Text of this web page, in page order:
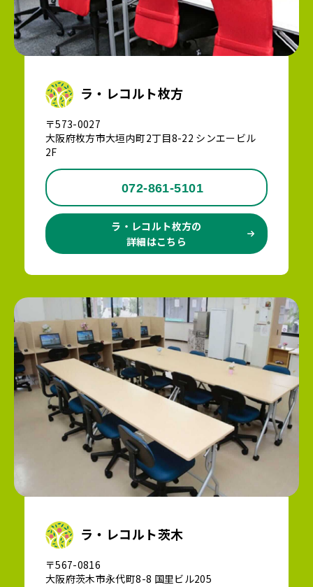
ラ・レコルト枚方
〒573-0027
大阪府枚方市大垣内町2丁目8-22 シンエービル
2F
072-861-5101
ラ・レコルト枚方の
詳細はこちら
ラ・レコルト茨木
〒567-0816
大阪府茨木市永代町8-8 国里ビル205